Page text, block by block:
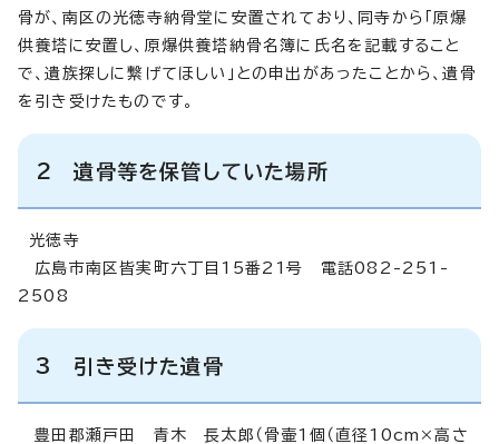
骨が、南区の光徳寺納骨堂に安置されており、同寺から「原爆
供養塔に安置し、原爆供養塔納骨名簿に氏名を記載すること
で、遺族探しに繋げてほしい」との申出があったことから、遺骨
を引き受けたものです。
2 遺骨等を保管していた場所
光徳寺
広島市南区皆実町六丁目15番21号 電話082-251-
2508
3 引き受けた遺骨
豊田郡瀬戸田 青木 長太郎（骨壷1個（直径10cm×高さ